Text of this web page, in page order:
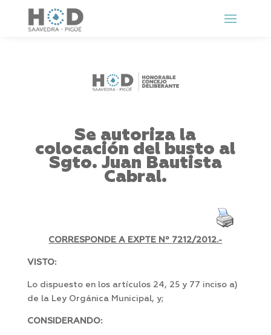
Se autoriza la
colocación del busto al
Sgto. Juan Bautista
Cabral.
CORRESPONDE A EXPTE Nº 7212/2012.-
VISTO:
Lo dispuesto en los artículos 24, 25 y 77 inciso a)
de la Ley Orgánica Municipal, y;
CONSIDERANDO: